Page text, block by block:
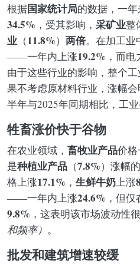
根据国家统计局的数据，一
34.5% ，受其影响， 采矿业整
业 （11.8%） 两倍。在加工业
——一年内上涨19.2% ，而
由于这些行业的影响，整个
果不考虑原材料行业，涨幅
半年与2025年同期相比，工
牲畜涨价快于谷物
在农业领域， 畜牧业产品价
是种植业产品 （7.8%）涨幅的
格上涨17.1% ， 生鲜牛奶 上涨
——一年内上涨24.6% ，但
9.8% ，这表明该市场波动性
和频率） 。
批发和建筑增速较缓